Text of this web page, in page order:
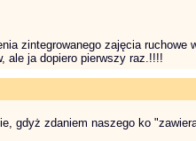
zintegrowanego zajęcia
ale ja dopiero pierwszy raz.!!!!
gdyż zdaniem naszego ko